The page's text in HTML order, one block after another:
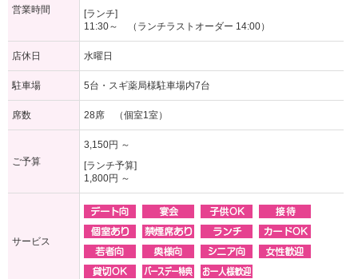
営業時間
[ランチ]
11:30～ （ランチラストオーダー 14:00）
店休日 水曜日
駐車場 5台・スギ薬局様駐車場内7台
席数 28席 （個室1室）
ご予算
3,150円 ～
[ランチ予算]
1,800円 ～
サービス